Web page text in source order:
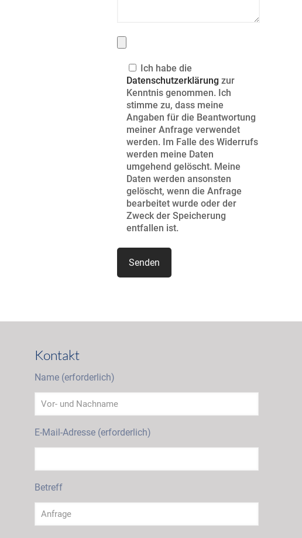
Ich habe die
Datenschutzerklärung zur
Kenntnis genommen. Ich
stimme zu, dass meine
Angaben für die Beantwortung
meiner Anfrage verwendet
werden. Im Falle des Widerrufs
werden meine Daten
umgehend gelöscht. Meine
Daten werden ansonsten
gelöscht, wenn die Anfrage
bearbeitet wurde oder der
Zweck der Speicherung
entfallen ist.
Kontakt
Name (erforderlich)
E-Mail-Adresse (erforderlich)
Betreff